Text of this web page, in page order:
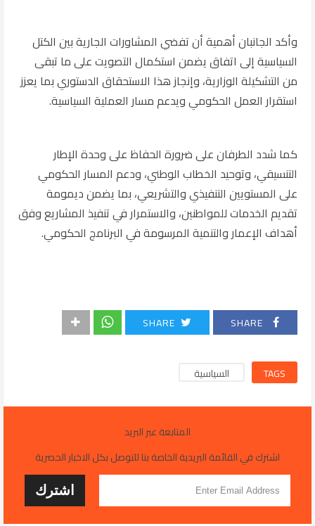
وأكد الجانبان أهمية أن تفضي المشاورات الجارية بين الكتل
السياسية إلى اتفاق يضمن استكمال التصويت على ما تبقى
من التشكيلة الوزارية، وإنجاز هذا الاستحقاق الدستوري بما يعزز
استقرار العمل الحكومي ويدعم مسار العملية السياسية.
كما شدد الطرفان على ضرورة الحفاظ على وحدة الإطار
التنسيقي، وتوحيد الخطاب الوطني، ودعم المسار الحكومي
على المستويين التنفيذي والتشريعي، بما يضمن ديمومة
تقديم الخدمات للمواطنين، والاستمرار في تنفيذ المشاريع وفق
أهداف الإعمار والتنمية المرسومة في البرنامج الحكومي.
SHARE
SHARE
TAGS السياسية
المتابعة عبر البريد
اشترك في القائمة البريدية الخاصة بنا للتوصل بكل الاخبار الحصرية